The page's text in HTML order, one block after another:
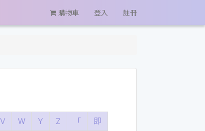
購物車 登入 註冊
V W Y Z 「 即